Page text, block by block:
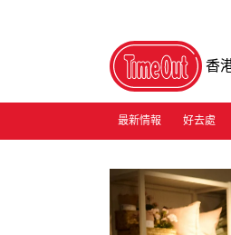
香
最新情報 好去處